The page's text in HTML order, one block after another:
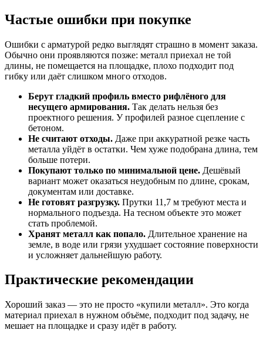
Частые ошибки при покупке
Ошибки с арматурой редко выглядят страшно в момент заказа.
Обычно они проявляются позже: металл приехал не той
длины, не помещается на площадке, плохо подходит под
гибку или даёт слишком много отходов.
Берут гладкий профиль вместо рифлёного для
несущего армирования. Так делать нельзя без
проектного решения. У профилей разное сцепление с
бетоном.
Не считают отходы. Даже при аккуратной резке часть
металла уйдёт в остатки. Чем хуже подобрана длина, тем
больше потери.
Покупают только по минимальной цене. Дешёвый
вариант может оказаться неудобным по длине, срокам,
документам или доставке.
Не готовят разгрузку. Прутки 11,7 м требуют места и
нормального подъезда. На тесном объекте это может
стать проблемой.
Хранят металл как попало. Длительное хранение на
земле, в воде или грязи ухудшает состояние поверхности
и усложняет дальнейшую работу.
Практические рекомендации
Хороший заказ — это не просто «купили металл». Это когда
материал приехал в нужном объёме, подходит под задачу, не
мешает на площадке и сразу идёт в работу.